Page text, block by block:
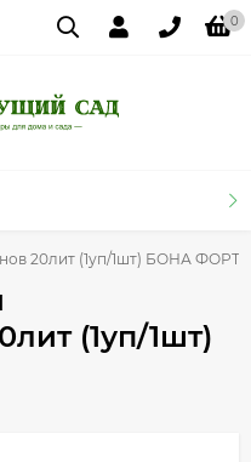
0
20лит (1уп/1шт) БОНА ФОРТЕ
(1уп/1шт)